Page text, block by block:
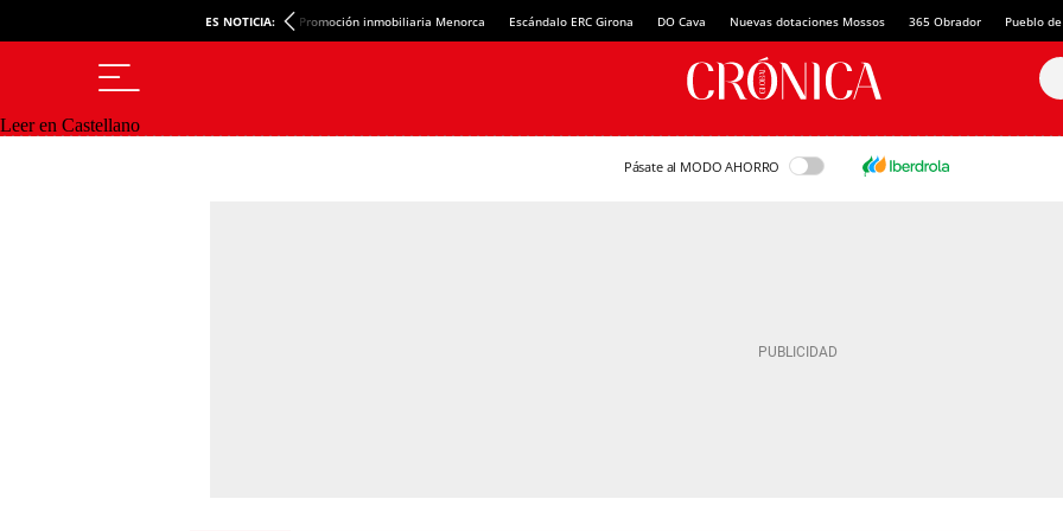
ES NOTICIA: Promoción inmobiliaria Menorca Escándalo ERC Girona DO Cava Nuevas dotaciones Mossos 365 Obrador Pueblo
Leer en Castellano
Pásate al MODO AHORRO